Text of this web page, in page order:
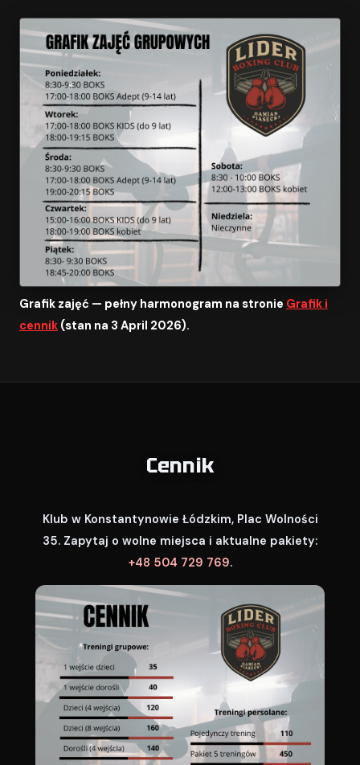
Grafik zajęć — pełny harmonogram na stronie Grafik i
cennik (stan na 3 April 2026).
Cennik
Klub w Konstantynowie Łódzkim, Plac Wolności
35. Zapytaj o wolne miejsca i aktualne pakiety:
+48 504 729 769.